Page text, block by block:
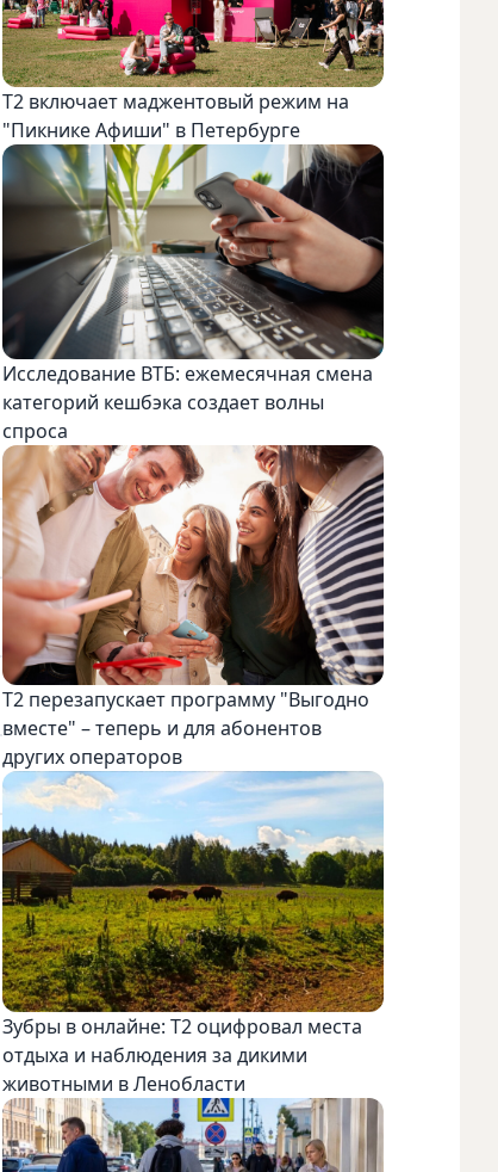
Т2 включает маджентовый режим на
"Пикнике Афиши" в Петербурге
Исследование ВТБ: ежемесячная смена
категорий кешбэка создает волны
спроса
Т2 перезапускает программу "Выгодно
вместе" – теперь и для абонентов
других операторов
Зубры в онлайне: Т2 оцифровал места
отдыха и наблюдения за дикими
животными в Ленобласти